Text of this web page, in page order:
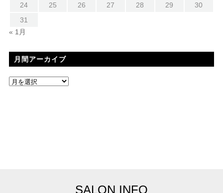
24
25 26 27 28 29
30
31
« 1月
月間アーカイブ
SALON INFO